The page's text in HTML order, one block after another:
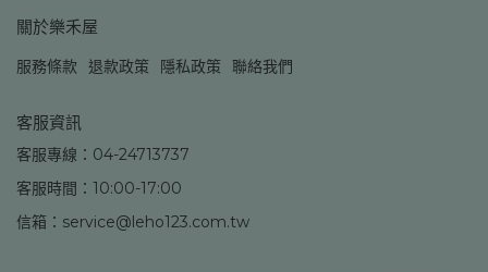
關於樂禾屋
服務條款 退款政策 隱私政策 聯絡我們
客服資訊
客服專線：04-24713737
客服時間：10:00-17:00
信箱：service@leho123.com.tw